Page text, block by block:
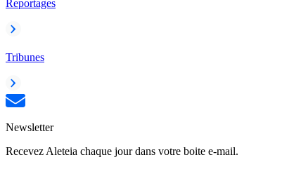
Reportages
Tribunes
Newsletter
Recevez Aleteia chaque jour dans votre boite e-mail.